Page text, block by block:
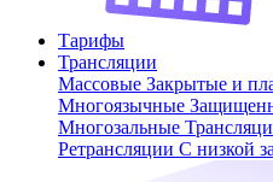
Тарифы
Трансляции
Массовые Закрытые и
Многоязычные
Многозальные
Ретрансляции С низкой